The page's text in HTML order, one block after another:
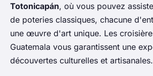
Totonicapán, où vous pouvez
de poteries classiques, chacune
une œuvre d'art unique. Les
Guatemala vous garantissent une
découvertes culturelles et artisanales.